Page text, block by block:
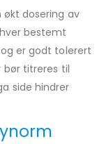
dosering av
bestemt
er godt tolerert
bør titreres til
side hindrer